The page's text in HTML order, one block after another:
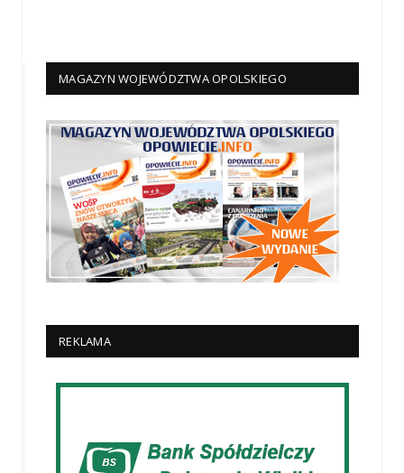
MAGAZYN WOJEWÓDZTWA OPOLSKIEGO
REKLAMA